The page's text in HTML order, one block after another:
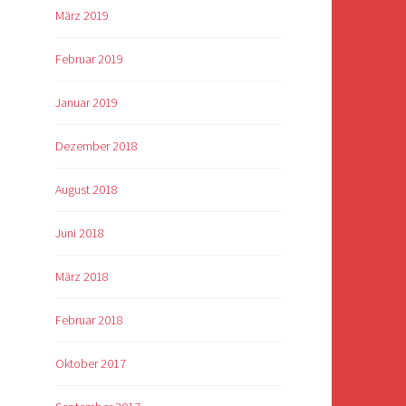
März 2019
Februar 2019
Januar 2019
Dezember 2018
August 2018
Juni 2018
März 2018
Februar 2018
Oktober 2017